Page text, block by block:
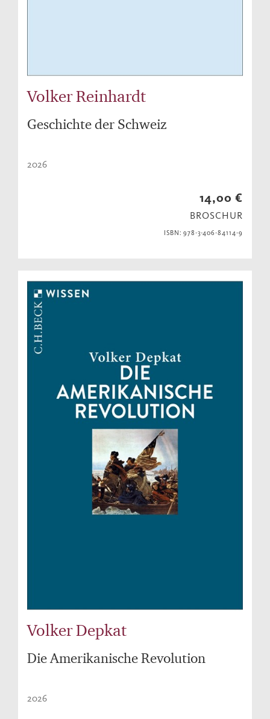
Volker Reinhardt
Geschichte der Schweiz
2026
14,00 €
BROSCHUR
ISBN: 978-3-406-84114-9
Volker Depkat
Die Amerikanische Revolution
2026